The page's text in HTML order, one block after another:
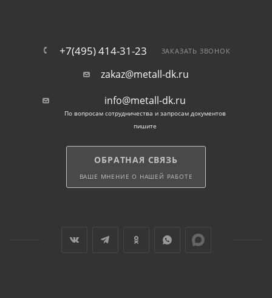
+7(495) 414-31-23 ЗАКАЗАТЬ ЗВОНОК
zakaz@metall-dk.ru
info@metall-dk.ru
По вопросам сотрудничества и запросам документов
пишите
ОБРАТНАЯ СВЯЗЬ
ВАШЕ МНЕНИЕ О НАШЕЙ РАБОТЕ